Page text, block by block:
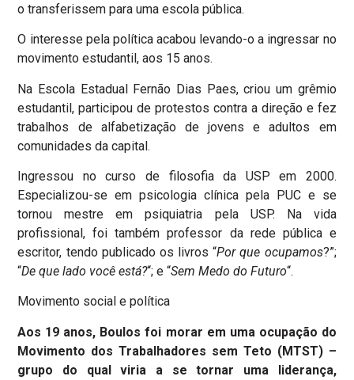
o transferissem para uma escola pública.
O interesse pela política acabou levando-o a ingressar no
movimento estudantil, aos 15 anos.
Na Escola Estadual Fernão Dias Paes, criou um grêmio
estudantil, participou de protestos contra a direção e fez
trabalhos de alfabetização de jovens e adultos em
comunidades da capital.
Ingressou no curso de filosofia da USP em 2000.
Especializou-se em psicologia clínica pela PUC e se
tornou mestre em psiquiatria pela USP. Na vida
profissional, foi também professor da rede pública e
escritor, tendo publicado os livros “Por que ocupamos?”;
“De que lado você está?“; e “Sem Medo do Futuro“.
Movimento social e política
Aos 19 anos, Boulos foi morar em uma ocupação do
Movimento dos Trabalhadores sem Teto (MTST) –
grupo do qual viria a se tornar uma liderança,